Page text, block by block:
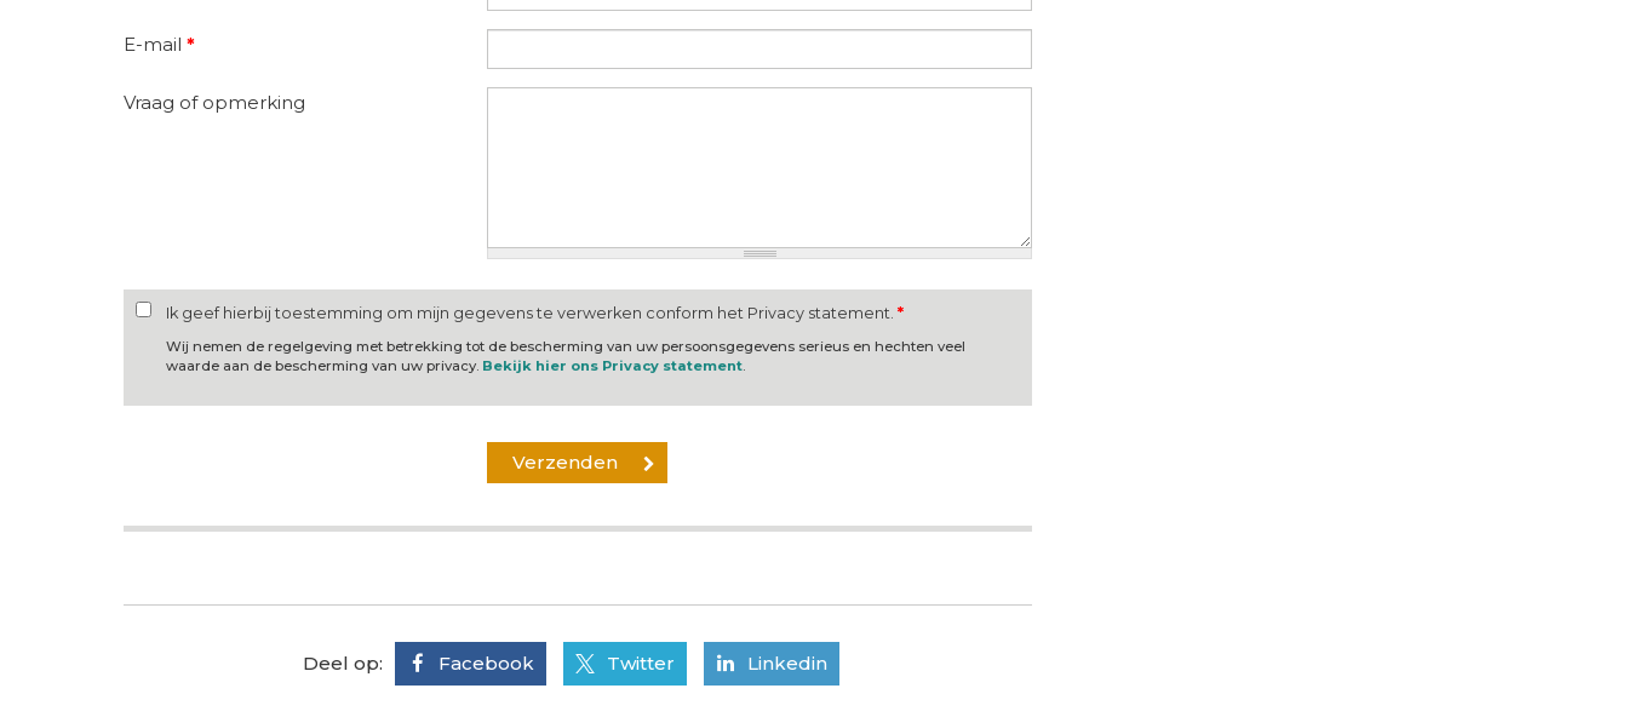
E-mail *
Vraag of opmerking
Ik geef hierbij toestemming om mijn gegevens te verwerken conform het Privacy statement. *
Wij nemen de regelgeving met betrekking tot de bescherming van uw persoonsgegevens serieus en hechten veel
waarde aan de bescherming van uw privacy. Bekijk hier ons Privacy statement.
Deel op: Facebook Twitter Linkedin